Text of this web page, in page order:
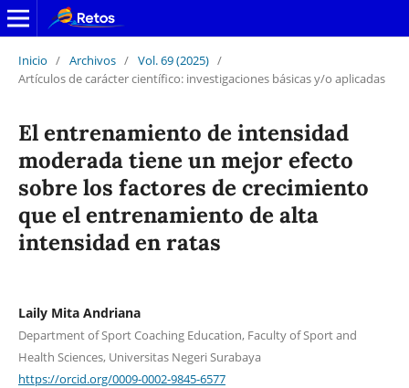
Inicio / Archivos / Vol. 69 (2025) /
Artículos de carácter científico: investigaciones básicas y/o aplicadas
El entrenamiento de intensidad
moderada tiene un mejor efecto
sobre los factores de crecimiento
que el entrenamiento de alta
intensidad en ratas
Laily Mita Andriana
Department of Sport Coaching Education, Faculty of Sport and
Health Sciences, Universitas Negeri Surabaya
https://orcid.org/0009-0002-9845-6577